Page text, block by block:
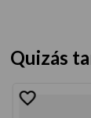
Quizás